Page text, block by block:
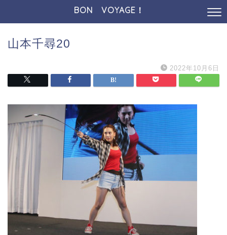
BON VOYAGE！
山本千尋20
2022年10月6日